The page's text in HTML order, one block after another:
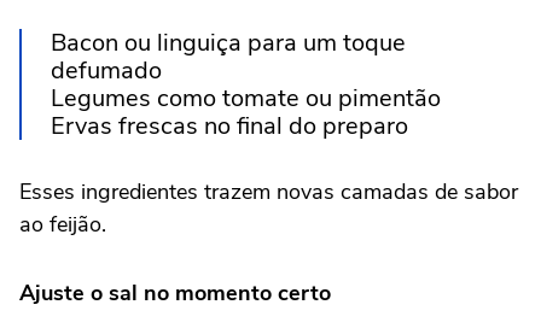
Bacon ou linguiça para um toque
defumado
Legumes como tomate ou pimentão
Ervas frescas no final do preparo
Esses ingredientes trazem novas camadas de sabor
ao feijão.
Ajuste o sal no momento certo